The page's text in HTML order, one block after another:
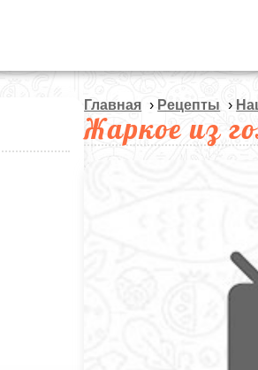
Главная › Рецепты ›
Жаркое из